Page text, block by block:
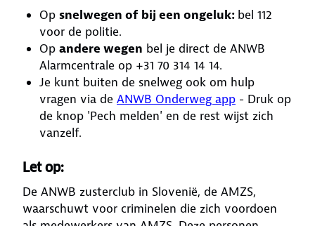
Op snelwegen of bij een ongeluk: bel 112
voor de politie.
Op andere wegen bel je direct de ANWB
Alarmcentrale op +31 70 314 14 14.
Je kunt buiten de snelweg ook om hulp
vragen via de ANWB Onderweg app - Druk op
de knop 'Pech melden' en de rest wijst zich
vanzelf.
Let op:
De ANWB zusterclub in Slovenië, de AMZS,
waarschuwt voor criminelen die zich voordoen